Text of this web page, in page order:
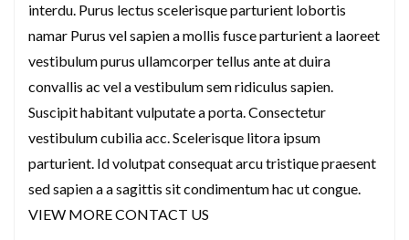
interdu. Purus lectus scelerisque parturient lobortis
namar Purus vel sapien a mollis fusce parturient a laoreet
vestibulum purus ullamcorper tellus ante at duira
convallis ac vel a vestibulum sem ridiculus sapien.
Suscipit habitant vulputate a porta. Consectetur
vestibulum cubilia acc. Scelerisque litora ipsum
parturient. Id volutpat consequat arcu tristique praesent
sed sapien a a sagittis sit condimentum hac ut congue.
VIEW MORE CONTACT US